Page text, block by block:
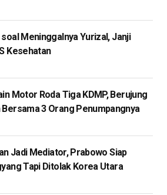
Meninggalnya Yurizal, Janji
Kesehatan
Motor Roda Tiga KDMP, Berujung
Bersama 3 Orang Penumpangnya
Jadi Mediator, Prabowo Siap
Tapi Ditolak Korea Utara